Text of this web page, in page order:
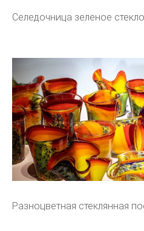
Селедочница зеленое
Разноцветная стеклянная